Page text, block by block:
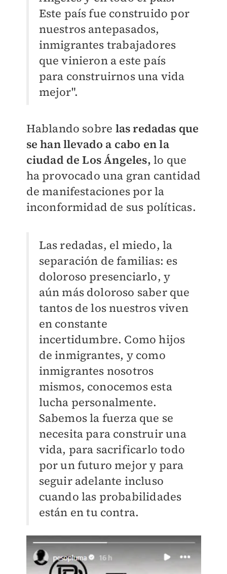
Este país fue construido por
nuestros antepasados,
inmigrantes trabajadores
que vinieron a este país
para construirnos una vida
mejor".
Hablando sobre las redadas que
se han llevado a cabo en la
ciudad de Los Ángeles, lo que
ha provocado una gran cantidad
de manifestaciones por la
inconformidad de sus políticas.
Las redadas, el miedo, la
separación de familias: es
doloroso presenciarlo, y
aún más doloroso saber que
tantos de los nuestros viven
en constante
incertidumbre. Como hijos
de inmigrantes, y como
inmigrantes nosotros
mismos, conocemos esta
lucha personalmente.
Sabemos la fuerza que se
necesita para construir una
vida, para sacrificarlo todo
por un futuro mejor y para
seguir adelante incluso
cuando las probabilidades
están en tu contra.